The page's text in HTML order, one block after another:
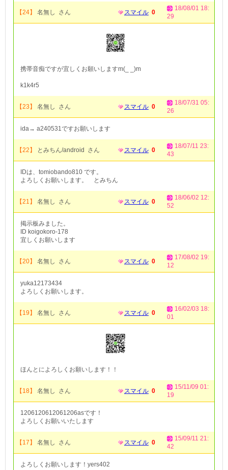
【24】 名無し さん スマイル 0
18/08/01 18:
29
携帯音痴ですが宜しくお願いしますm(_ _)m
k1k4r5
【23】 名無し さん スマイル 0
18/07/31 05:
26
ida→ a240531ですお願いします
【22】 とみちん/android さん スマイル 0
18/07/11 23:
43
IDは、tomiobando810 です。
よろしくお願いします。 とみちん
【21】 名無し さん スマイル 0
18/06/02 12:
52
掲示板みました。
ID koigokoro-178
宜しくお願いします
【20】 名無し さん スマイル 0
17/08/02 19:
12
yuka12173434
よろしくお願いします。
【19】 名無し さん スマイル 0
16/02/03 18:
01
ほんとによろしくお願いします！！
【18】 名無し さん スマイル 0
15/11/09 01:
19
1206120612061206asです！
よろしくお願いいたします
【17】 名無し さん スマイル 0
15/09/11 21:
42
よろしくお願いします！yers402